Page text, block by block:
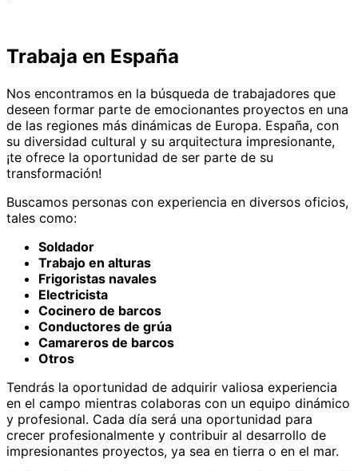
Trabaja en España
Nos encontramos en la búsqueda de trabajadores que
deseen formar parte de emocionantes proyectos en una
de las regiones más dinámicas de Europa. España, con
su diversidad cultural y su arquitectura impresionante,
¡te ofrece la oportunidad de ser parte de su
transformación!
Buscamos personas con experiencia en diversos oficios,
tales como:
Soldador
Trabajo en alturas
Frigoristas navales
Electricista
Cocinero de barcos
Conductores de grúa
Camareros de barcos
Otros
Tendrás la oportunidad de adquirir valiosa experiencia
en el campo mientras colaboras con un equipo dinámico
y profesional. Cada día será una oportunidad para
crecer profesionalmente y contribuir al desarrollo de
impresionantes proyectos, ya sea en tierra o en el mar.